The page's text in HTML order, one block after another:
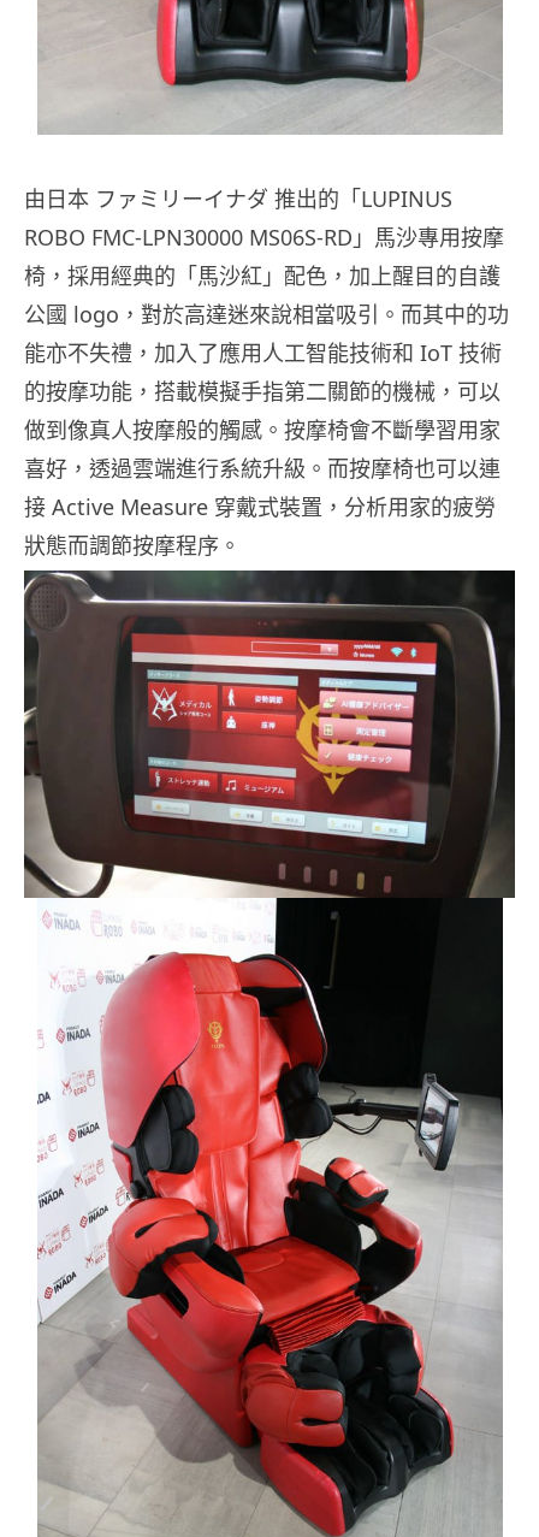
由日本 ファミリーイナダ 推出的「LUPINUS
ROBO FMC-LPN30000 MS06S-RD」馬沙專用按摩
椅，採用經典的「馬沙紅」配色，加上醒目的自護
公國 logo，對於高達迷來說相當吸引。而其中的功
能亦不失禮，加入了應用人工智能技術和 IoT 技術
的按摩功能，搭載模擬手指第二關節的機械，可以
做到像真人按摩般的觸感。按摩椅會不斷學習用家
喜好，透過雲端進行系統升級。而按摩椅也可以連
接 Active Measure 穿戴式裝置，分析用家的疲勞
狀態而調節按摩程序。